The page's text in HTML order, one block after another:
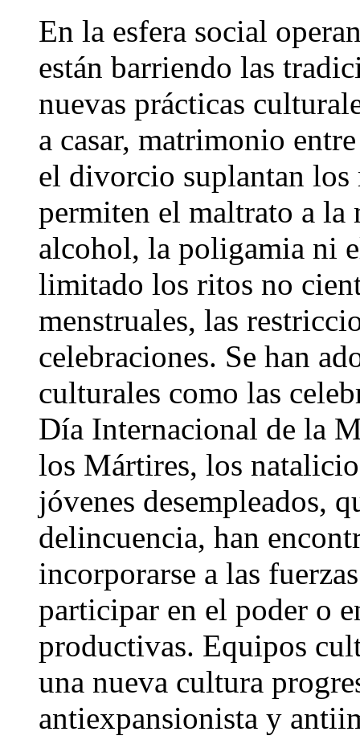
En la esfera social
están barriendo las
nuevas prácticas
a casar, matrimonio
el divorcio suplantan
permiten el maltrato a la
alcohol, la poligamia ni
limitado los ritos no
menstruales, las
celebraciones. Se han
culturales como las
Día Internacional de la
los Mártires, los
jóvenes desempleados,
delincuencia, han
incorporarse a las
participar en el poder o
productivas. Equipos
una nueva cultura
antiexpansionista y